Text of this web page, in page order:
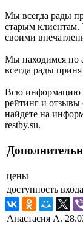
Мы всегда рады
старым клиентам.
своими
Мы находимся по
всегда рады
Всю информацию
рейтинг и
найдете на
restby.su.
цены
доступность
Анастасия А.